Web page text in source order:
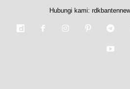
Hubungi kami: